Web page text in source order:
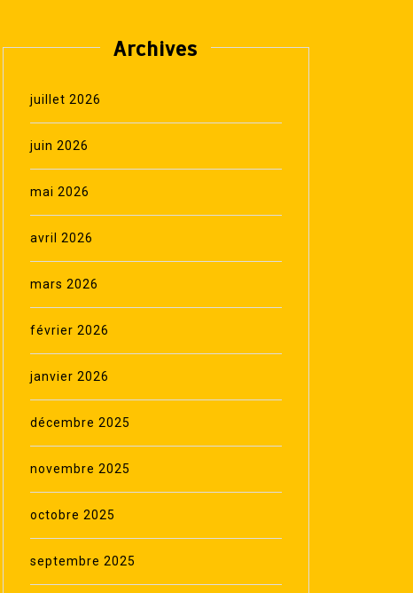
Archives
juillet 2026
juin 2026
mai 2026
avril 2026
mars 2026
février 2026
janvier 2026
décembre 2025
novembre 2025
octobre 2025
septembre 2025